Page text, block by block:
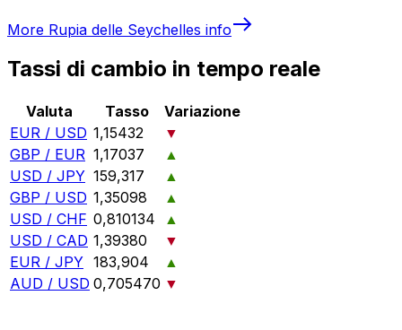
More Rupia delle Seychelles info
Tassi di cambio in tempo reale
Valuta Tasso
Variazione
EUR / USD 1,15432
▼
GBP / EUR 1,17037
▲
USD / JPY 159,317
▲
GBP / USD 1,35098
▲
USD / CHF 0,810134
▲
USD / CAD 1,39380
▼
EUR / JPY 183,904
▲
AUD / USD 0,705470 ▼